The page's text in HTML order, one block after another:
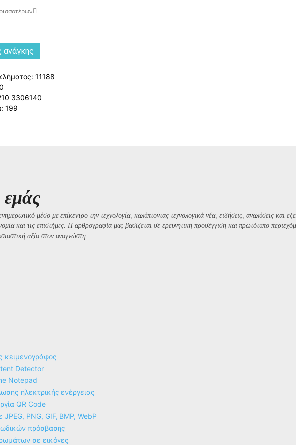
ανάγκης
11188
3306140
199
εμάς
μέσο με επίκεντρο την τεχνολογία, καλύπτοντας τεχνολογικά νέα, ειδήσεις, αναλύσεις και
και τις επιστήμες. Η αρθρογραφία μας βασίζεται σε ερευνητική προσέγγιση και πρωτότυπο
αξία στον αναγνώστη..
κειμενογράφος
Detector
Notepad
ηλεκτρικής ενέργειας
QR Code
PNG, GIF, BMP, WebP
πρόσβασης
σε εικόνες